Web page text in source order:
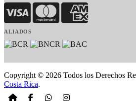
Visa MasterCardAmerican
ALIADOS
Copyright © 2026 Todos los Derechos
Costa Rica.